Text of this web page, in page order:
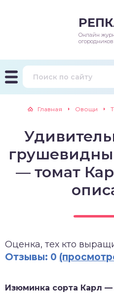
Онлайн
огородников
Главная Овощи
— томат
Оценка, тех кто
Отзывы: 0
Изюминка сорта Карл
и подкормки